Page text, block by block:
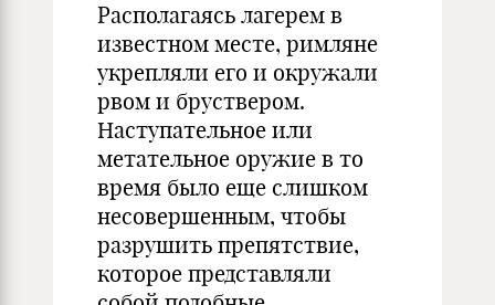
Располагаясь лагерем в
известном месте, римляне
укрепляли его и окружали
рвом и бруствером.
Наступательное или
метательное оружие в то
время было еще слишком
несовершенным, чтобы
разрушить препятствие,
которое представляли